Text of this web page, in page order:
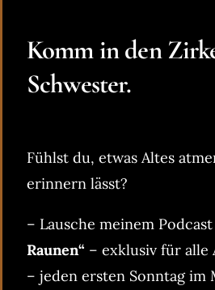
Komm in den
Schwester.
Fühlst du, etwas Altes
erinnern lässt?
– Lausche meinem Podcast
Raunen“ – exklusiv für alle
– jeden ersten Sonntag im